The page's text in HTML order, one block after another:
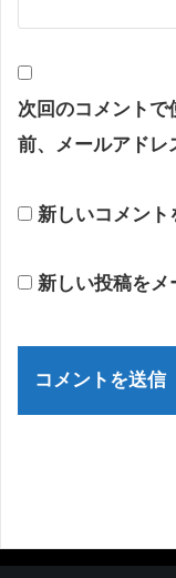
次回のコメントで
前、メールアドレ
新しいコメント
新しい投稿をメ